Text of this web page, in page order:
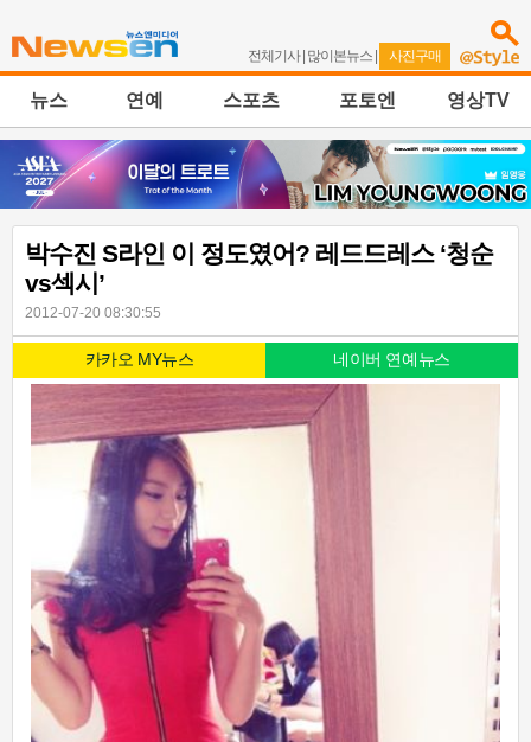
전체기사| 많이본뉴스 | 사진구매
뉴스 연예 스포츠 포토엔 영상TV
박수진 S라인 이 정도였어? 레드드레스 ‘청순
vs섹시’
2012-07-20 08:30:55
카카오 MY뉴스 네이버 연예뉴스